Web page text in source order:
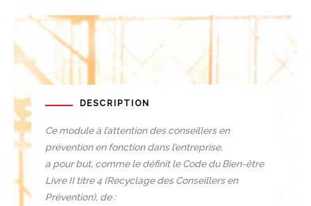
DESCRIPTION
Ce module à l’attention des conseillers en
prévention en fonction dans l’entreprise,
a pour but, comme le définit le Code du Bien-être
Livre II titre 4 (Recyclage des Conseillers en
Prévention), de :